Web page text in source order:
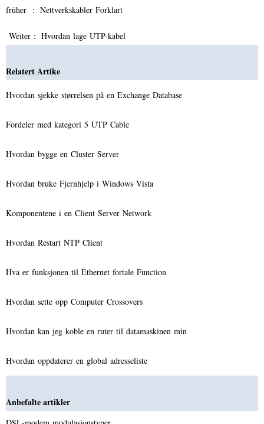
früher ： Nettverkskabler Forklart
Weiter： Hvordan lage UTP-kabel
Relatert Artike
Hvordan sjekke størrelsen på en Exchange Database
Fordeler med kategori 5 UTP Cable
Hvordan bygge en Cluster Server
Hvordan bruke Fjernhjelp i Windows Vista
Komponentene i en Client Server Network
Hvordan Restart NTP Client
Hva er funksjonen til Ethernet fortale Function
Hvordan sette opp Computer Crossovers
Hvordan kan jeg koble en ruter til datamaskinen min
Hvordan oppdaterer en global adresseliste
Anbefalte artikler